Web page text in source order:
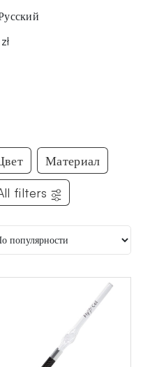
Материал
filters